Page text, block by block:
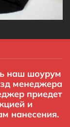
наш шоурум
менеджера
приедет
и
нанесения.